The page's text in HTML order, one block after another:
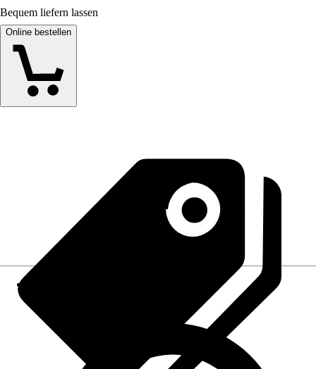
Bequem liefern lassen
Online bestellen